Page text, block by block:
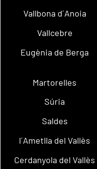
Vallbona d´Anoia
Vallcebre
Eugènia de Berga
Martorelles
Súria
Saldes
l´Ametlla del Vallès
Cerdanyola del Vallès